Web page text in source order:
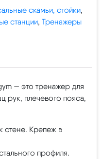
скамьи, стойки,
станции, Тренажеры
— это тренажер для
рук, плечевого пояса,
стене. Крепеж в
профиля.